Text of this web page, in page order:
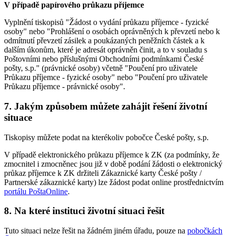
V případě papírového průkazu příjemce
Vyplnění tiskopisů "Žádost o vydání průkazu příjemce - fyzické
osoby" nebo "Prohlášení o osobách oprávněných k převzetí nebo k
odmítnutí převzetí zásilek a poukázaných peněžních částek a k
dalším úkonům, které je adresát oprávněn činit, a to v souladu s
Poštovními nebo příslušnými Obchodními podmínkami České
pošty, s.p." (právnické osoby) včetně "Poučení pro uživatele
Průkazu příjemce - fyzické osoby" nebo "Poučení pro uživatele
Průkazu příjemce - právnické osoby".
7. Jakým způsobem můžete zahájit řešení životní
situace
Tiskopisy můžete podat na kterékoliv pobočce České pošty, s.p.
V případě elektronického průkazu příjemce k ZK (za podmínky, že
zmocnitel i zmocněnec jsou již v době podání žádosti o elektronický
průkaz příjemce k ZK držiteli Zákaznické karty České pošty /
Partnerské zákaznické karty) lze žádost podat online prostřednictvím
portálu PoštaOnline.
8. Na které instituci životní situaci řešit
Tuto situaci nelze řešit na žádném jiném úřadu, pouze na pobočkách